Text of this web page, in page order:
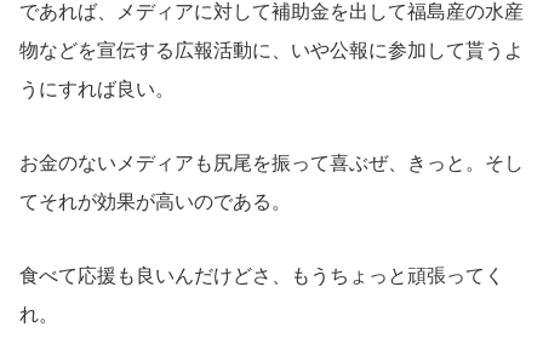
であれば、メディアに対して補助金を出して福島産の水産
物などを宣伝する広報活動に、いや公報に参加して貰うよ
うにすれば良い。
お金のないメディアも尻尾を振って喜ぶぜ、きっと。そし
てそれが効果が高いのである。
食べて応援も良いんだけどさ、もうちょっと頑張ってく
れ。